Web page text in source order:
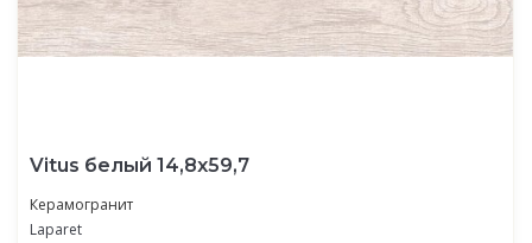
Vitus белый 14,8х59,7
Керамогранит
Laparet